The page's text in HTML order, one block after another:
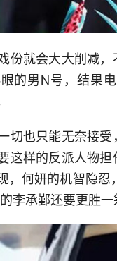
份就会大大削减
的男N号，结果
切也只能无奈接
这样的反派人物
，何妍的机智隐
李承鄞还要更胜